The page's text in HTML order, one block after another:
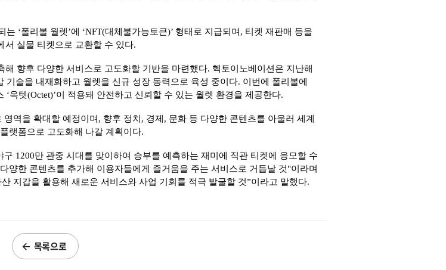
‘폴리볼 월렛’에 ‘NFT(대체불가능토큰)’ 형태로 지급되며, 티켓 재판매 등을
서 실물 티켓으로 교환할 수 있다.
향후 다양한 서비스로 고도화할 기반을 마련했다. 헥토이노베이션은 지난해
술을 내재화하고 월렛을 신규 성장 동력으로 육성 중이다. 이번에 폴리볼에
옥텟(Octet)’이 적용돼 안전하고 신뢰할 수 있는 월렛 환경을 제공한다.
역을 확대할 예정이며, 향후 정치, 경제, 문화 등 다양한 콘텐츠를 아울러 세계
랫폼으로 고도화해 나갈 계획이다.
1200만 관중 시대를 맞이하여 승부를 예측하는 재미에 직관 티켓에 응모할 수
양한 콘텐츠를 추가해 이용자들에게 즐거움을 주는 서비스로 거듭날 것"이라며
지갑을 활용해 새로운 서비스와 사업 기회를 적극 발굴할 것”이라고 말했다.
목록으로